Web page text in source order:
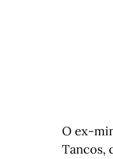
O ex-
Tancos,